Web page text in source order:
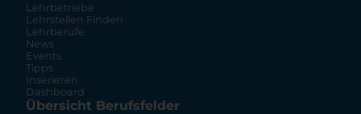
Lehrbetriebe
Lehrstellen Finden
Lehrberufe
News
Events
Tipps
Inserieren
Dashboard
Übersicht Berufsfelder